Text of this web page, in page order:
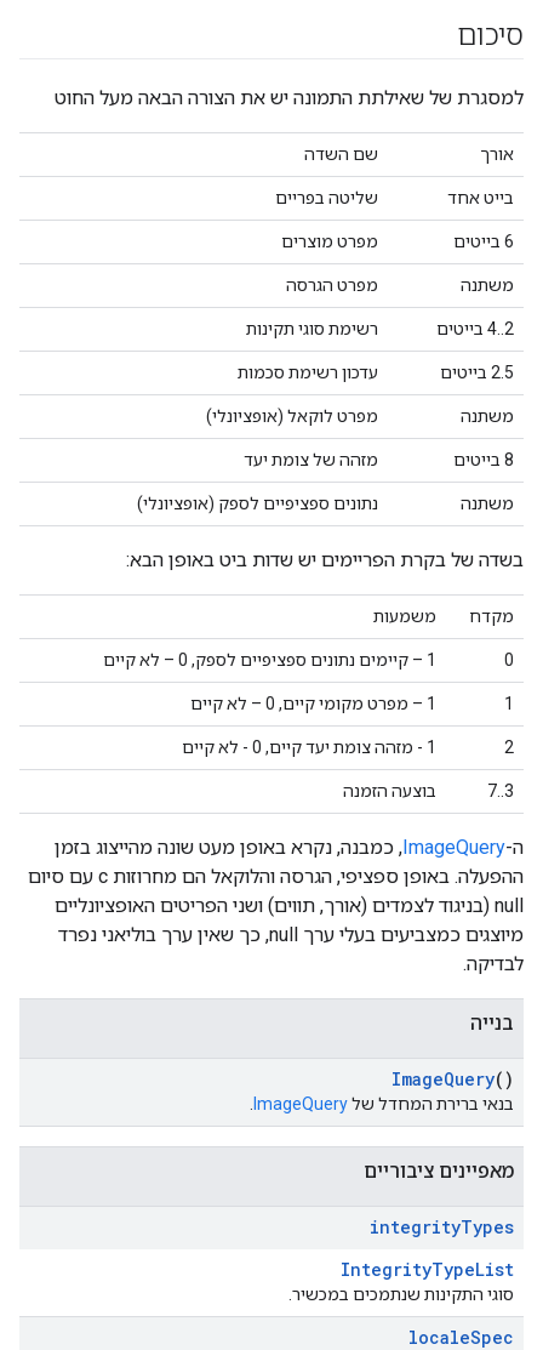
סיכום
למסגרת של שאילתת התמונה יש את הצורה הבאה מעל החוט
אורך שם השדה
בייט אחד שליטה בפריים
6 בייטים מפרט מוצרים
משתנה מפרט הגרסה
2..4 בייטים רשימת סוגי תקינות
2.5 בייטים עדכון רשימת סכמות
משתנה מפרט לוקאל (אופציונלי)
8 בייטים מזהה של צומת יעד
משתנה נתונים ספציפיים לספק (אופציונלי)
בשדה של בקרת הפריימים יש שדות ביט באופן הבא:
מקדח משמעות
0 1 – קיימים נתונים ספציפיים לספק, 0 – לא קיים
1 1 – מפרט מקומי קיים, 0 – לא קיים
2 1 - מזהה צומת יעד קיים, 0 - לא קיים
3..7 בוצעה הזמנה
ה-ImageQuery, כמבנה, נקרא באופן מעט שונה מהייצוג בזמן
ההפעלה. באופן ספציפי, הגרסה והלוקאל הם מחרוזות c עם סיום
null (בניגוד לצמדים (אורך, תווים) ושני הפריטים האופציונליים
מיוצגים כמצביעים בעלי ערך null, כך שאין ערך בוליאני נפרד
לבדיקה.
בנייה
ImageQuery()
בנאי ברירת המחדל שלImageQuery
מאפיינים ציבוריים
integrityTypes
IntegrityTypeList
סוגי התקינות שנתמכים במכשיר.
localeSpec